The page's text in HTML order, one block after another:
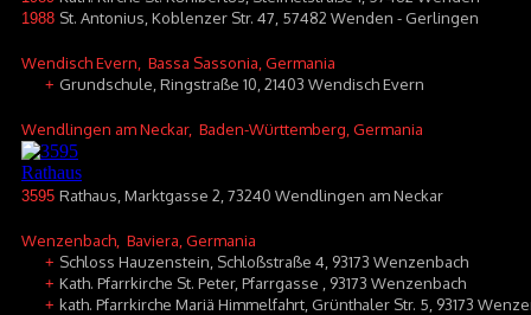
1988 St. Antonius, Koblenzer Str. 47, 57482 Wenden - Gerlingen
Wendisch Evern , Bassa Sassonia, Germania
+ Grundschule, Ringstraße 10, 21403 Wendisch Evern
Wendlingen am Neckar, Baden-Württemberg, Germania
3595 Rathaus, Marktgasse 2, 73240 Wendlingen am Neckar
Wenzenbach , Baviera, Germania
+ Schloss Hauzenstein, Schloßstraße 4, 93173 Wenzenbach
+ Kath. Pfarrkirche St. Peter, Pfarrgasse , 93173 Wenzenbach
+ kath. Pfarrkirche Mariä Himmelfahrt, Grünthaler Str. 5, 93173